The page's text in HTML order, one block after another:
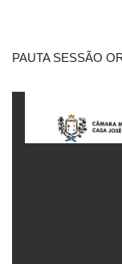
PAUTA SESSÃO